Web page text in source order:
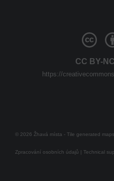
CC BY-
https://
© 2026 Žhavá místa - Tile generated
Zpracování osobních údajů | Technical